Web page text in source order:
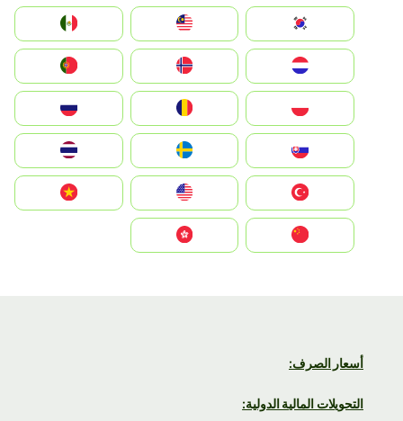
South Korea
Nederland
Portugal
România
Slovensko
United States
Vietnam
أسعار الصرف:
التحويلات المالية الدولية: